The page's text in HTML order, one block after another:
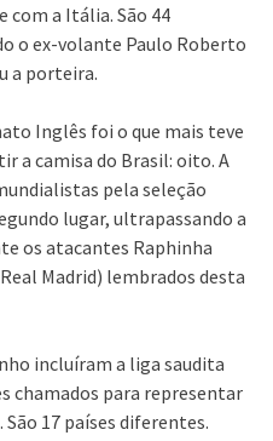
com a Itália. São 44
o ex-volante Paulo Roberto
a porteira.
Inglês foi o que mais teve
a camisa do Brasil: oito. A
pela seleção
lugar, ultrapassando a
os atacantes Raphinha
Madrid) lembrados desta
incluíram a liga saudita
chamados para representar
17 países diferentes.